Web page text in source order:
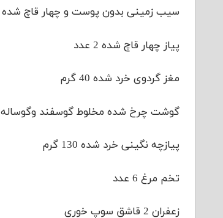
سیب زمینی بدون پوست و چهار قاچ شده 1 عدد
پیاز چهار قاچ شده 2 عدد
مغز گردوی خرد شده 40 گرم
گوشت چرخ شده مخلوط گوسفند وگوساله 150 گرم
پیازچه نگینی خرد شده 130 گرم
تخم مرغ 6 عدد
زعفران 2 قاشق سوپ خوری